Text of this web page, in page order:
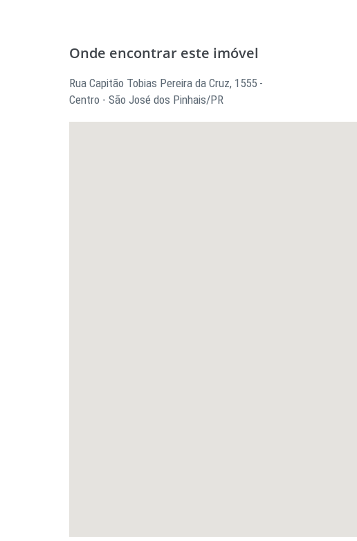
Onde encontrar este imóvel
Rua Capitão Tobias Pereira da Cruz, 1555 -
Centro - São José dos Pinhais/PR